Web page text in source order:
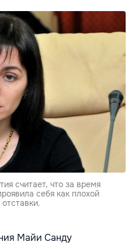
считает, что за время
себя как плохой
Майи Санду